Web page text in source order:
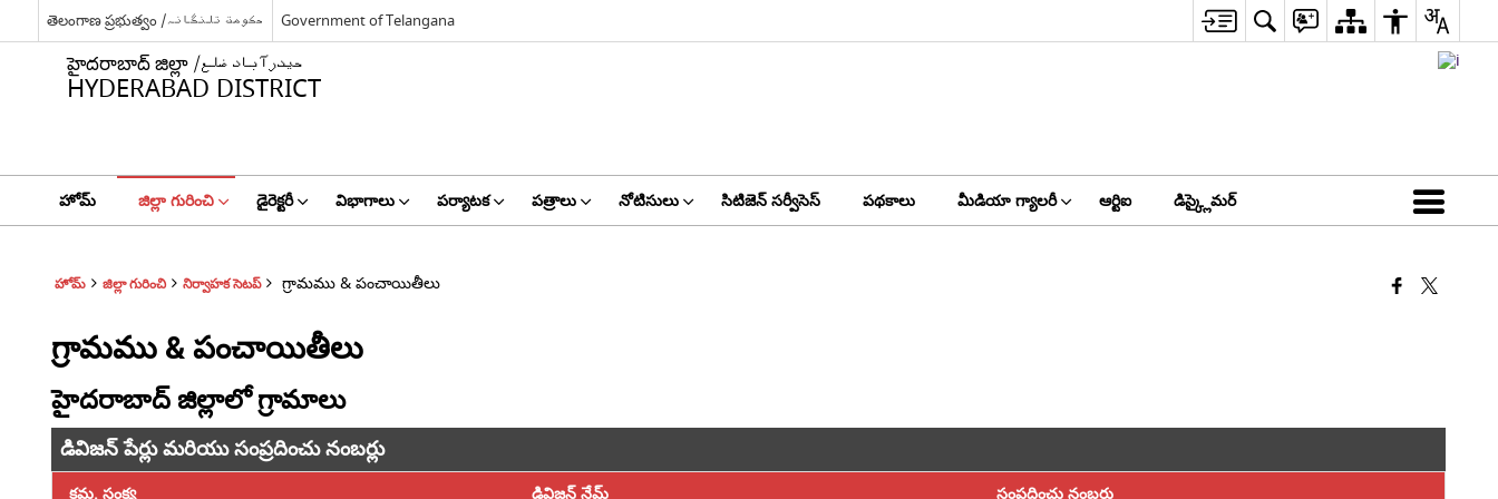
తెలంగాణ ప్రభుత్వం /حکومت تلنگانہ Government of Telangana
హైదరాబాద్ జిల్లా /حیدرآباد ضلع
HYDERABAD DISTRICT
హోమ్ జిల్లా గురించి డైరెక్టరీ విభాగాలు పర్యాటక పత్రాలు నోటిసులు సిటిజెన్ సర్వీసెస్ పథకాలు మీడియా గ్యాలరీ ఆర్టిఐ డిస్క్లైమర్
హోమ్ జిల్లా గురించి నిర్వాహక సెటప్ గ్రామము & పంచాయితీలు
గ్రామము & పంచాయితీలు
హైదరాబాద్ జిల్లాలో గ్రామాలు
డివిజన్ పేర్లు మరియు సంప్రదించు నంబర్లు
క్రమ. సంక్య డివిజన్ నేమ్ సంప్రదించు నంబర్లు